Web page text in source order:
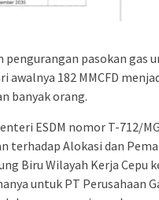
pengurangan pasokan gas
awalnya 182 MMCFD
banyak orang.
ESDM nomor T-712/
terhadap Alokasi dan
Biru Wilayah Kerja Cepu
untuk PT Perusahaan